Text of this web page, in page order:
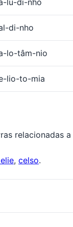
lu-di-nho
di-nho
lo-tâm-nio
lio-to-mia
relacionadas a
, celso.